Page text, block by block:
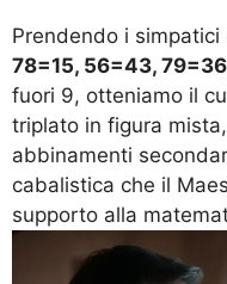
Prendendo i simpatici
78=15, 56=43,
fuori 9, otteniamo il
triplato in figura
abbinamenti
cabalistica che il
supporto alla